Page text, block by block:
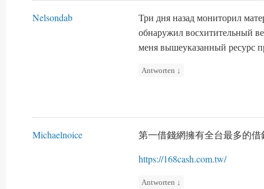
Nelsondab
Три дня назад мониторил
обнаружил восхитительный
меня вышеуказанный ресурс
Antworten ↓
Michaelnoice
第一借錢網擁有全台最多的借
https://168cash.com.tw/
Antworten ↓